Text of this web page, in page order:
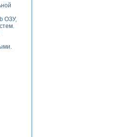
средств
ОЗУ,